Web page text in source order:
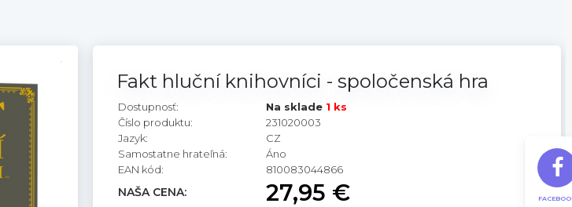
Fakt hluční knihovníci - spoločenská hra
Dostupnosť: Na sklade 1 ks
Číslo produktu:
231020003
Jazyk:
CZ
Samostatne hrateľná:
Áno
EAN kód:
810083044866
NAŠA CENA: 27,95 €